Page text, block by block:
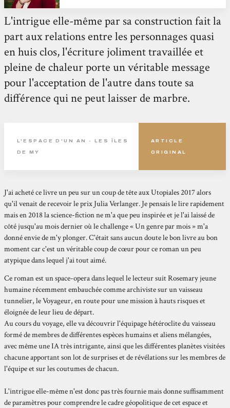
L'intrigue elle-même par sa construction fait la
part aux relations entre les personnages quasi
en huis clos, l'écriture joliment travaillée et
pleine de chaleur porte un véritable message
pour l'acceptation de l'autre dans toute sa
différence qui ne peut laisser de marbre.
L'ESPACE D'UN AN - LES ÎLES
DE MY
ARTICLE
ORIGINAL
J'ai acheté ce livre un peu sur un coup de tête aux Utopiales 2017 alors
qu'il venait de recevoir le prix Julia Verlanger. Je pensais le lire rapidement
mais en 2018 la science-fiction ne m'a que peu inspirée et je l'ai laissé de
côté jusqu'au mois dernier où le challenge « Un genre par mois » m'a
donné envie de m'y plonger. C'était sans aucun doute le bon livre au bon
moment car c'est un véritable coup de cœur pour ce roman un peu
atypique dans lequel j'ai tout aimé.
Ce roman est un space-opera dans lequel le lecteur suit Rosemary jeune
humaine récemment embauchée comme archiviste sur un vaisseau
tunnelier, le Voyageur, en route pour une mission à hauts risques et
éloignée de leur lieu de départ.
Au cours du voyage, elle va découvrir l'équipage hétéroclite du vaisseau
formé de membres de différentes espèces humains et aliens mélangées,
avec même une IA très intrigante, ainsi que les différentes planètes visitées
chacune apportant son lot de surprises et de révélations sur les membres de
l'équipe et sur les coutumes de chacun.
L'intrigue elle-même n'est donc pas très fournie mais donne suffisamment
de paramètres pour comprendre le cadre géopolitique de cet espace et